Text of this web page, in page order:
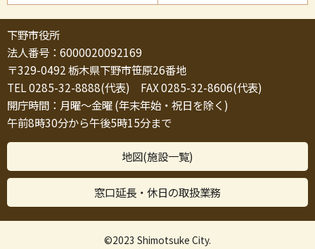
下野市役所
法人番号：6000020092169
〒329-0492 栃木県下野市笹原26番地
TEL 0285-32-8888(代表) FAX 0285-32-8606(代表)
開庁時間：月曜～金曜 (年末年始・祝日を除く)
午前8時30分から午後5時15分まで
地図(施設一覧)
窓口延長・休日の取扱業務
©2023 Shimotsuke City.